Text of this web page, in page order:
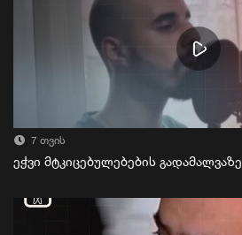
7 თვის
ეჭვი მტკიცებულებების გადამალვაზე